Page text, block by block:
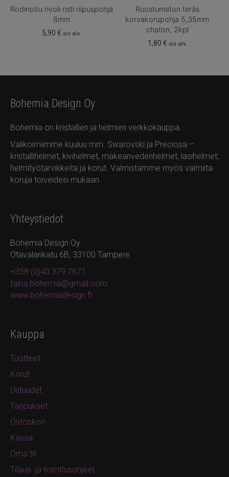
Rodinoitu rivoli risti riipuspohja
8mm
5,90€ sis alv.
Ruostumaton teräs
korvakorupohja 5,35mm
chaton, 2kpl
1,80 € sis alv.
tehdä
valinnat
tuotteen
sivulla.
Bohemia Design Oy
Bohemia on kristallien ja helmien verkkokauppa.
Valikoimiimme kuuluu mm. Swarovski ja Preciosa –
kristallihelmet, kivihelmet, makeanvedenhelmet, lasihelmet,
helmityötarvikkeita ja korut. Valmistamme myös valmiita
koruja toiveidesi mukaan.
Yhteystiedot
Bohemia Design Oy
Otavalankatu 6B, 33100 Tampere
+358 (0)40 379 7671
taina.bohemia@gmail.com
www.bohemiadesign.fi
Kauppa
Tuotteet
Korut
Uutuudet
Tarjoukset
Ostoskori
Kassa
Oma tili
Tilaus- ja toimitusohjeet